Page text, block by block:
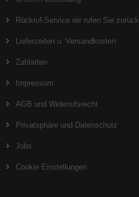
Rückruf-Service wir rufen Sie zurück
Lieferzeiten u. Versandkosten
Zahlarten
Impressum
AGB und Widerrufsrecht
Privatsphäre und Datenschutz
Jobs
Cookie Einstellungen